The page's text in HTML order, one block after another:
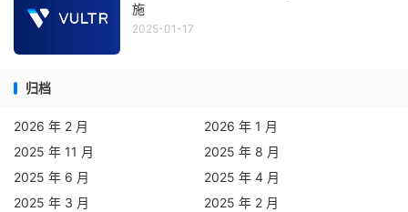
施
2025-01-17
归档
2026 年 2 月
2026 年 1 月
2025 年 11 月
2025 年 8 月
2025 年 6 月
2025 年 4 月
2025 年 3 月
2025 年 2 月